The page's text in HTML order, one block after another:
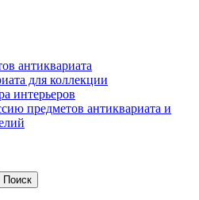
антиквариата
для коллекции
интерьеров
предметов антиквариата и